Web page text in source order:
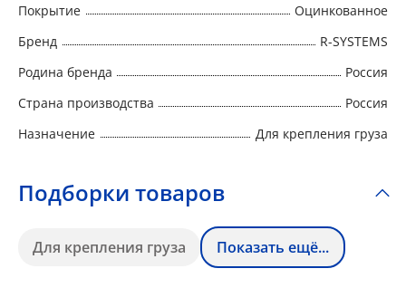
Покрытие
Оцинкованное
Бренд
R-SYSTEMS
Родина бренда
Россия
Страна производства
Россия
Назначение
Для крепления груза
Подборки товаров
Для крепления груза Показать ещё...